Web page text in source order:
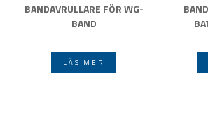
BANDAVRULLARE FÖR WG-
BAND
LÄS MER